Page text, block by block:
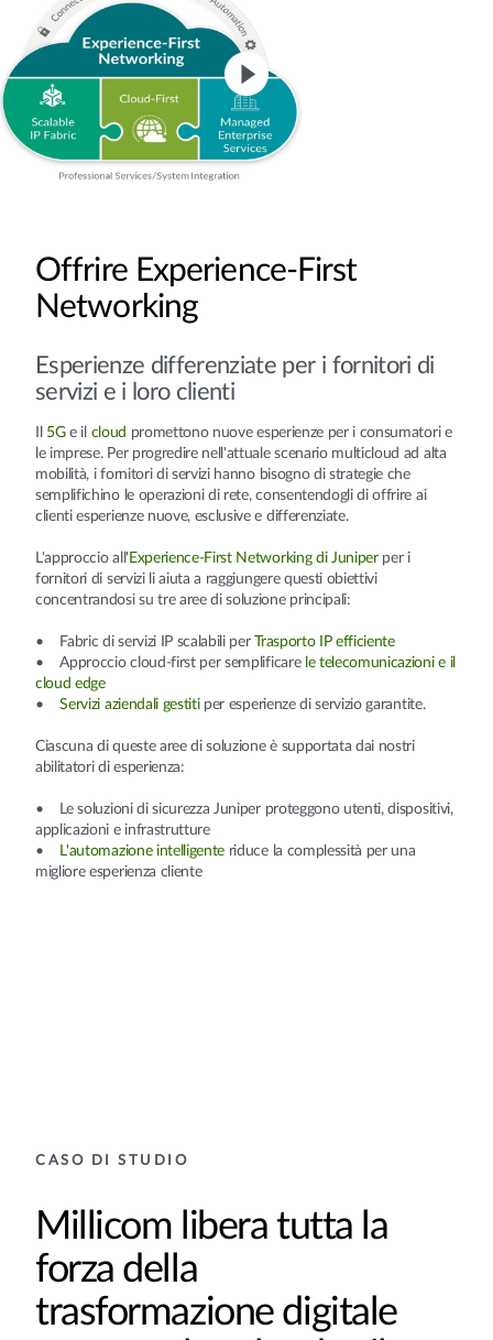
Offrire Experience-First
Networking
Esperienze differenziate per i fornitori di
servizi e i loro clienti
5Ge il cloud promettono nuove esperienze per i consumatori e
le imprese. Per progredire nell'attuale scenario multicloud ad alta
mobilità, i fornitori di servizi hanno bisogno di strategie che
semplifichino le operazioni di rete, consentendogli di offrire ai
clienti esperienze nuove, esclusive e differenziate.
L'approccio all' Experience-First Networking di Juniperper i
fornitori di servizi li aiuta a raggiungere questi obiettivi
concentrandosi su tre aree di soluzione principali:
• Fabric di servizi IP scalabili per Trasporto IP efficiente
• Approccio cloud-first per semplificare le telecomunicazioni e il
cloud edge
•Servizi aziendali gestitiper esperienze di servizio garantite.
Ciascuna di queste aree di soluzione è supportata dai nostri
abilitatori di esperienza:
• Le soluzioni di sicurezza Juniper proteggono utenti, dispositivi,
applicazioni e infrastrutture
•
L'automazione intelligente riduce la complessità per una
migliore esperienza cliente
CASO DI STUDIO
Millicom libera tutta la
forza della
trasformazione digitale